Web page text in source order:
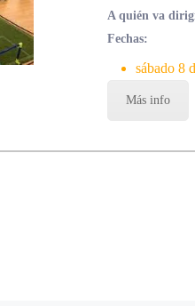
A quién va
Fechas:
sábado 8
Más info